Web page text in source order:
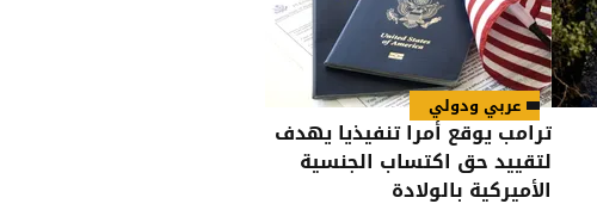
عربي ودولي
ترامب يوقع أمرا تنفيذيا يهدف
لتقييد حق اكتساب الجنسية
الأميركية بالولادة